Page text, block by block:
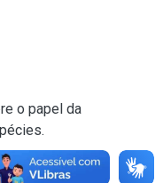
o papel da